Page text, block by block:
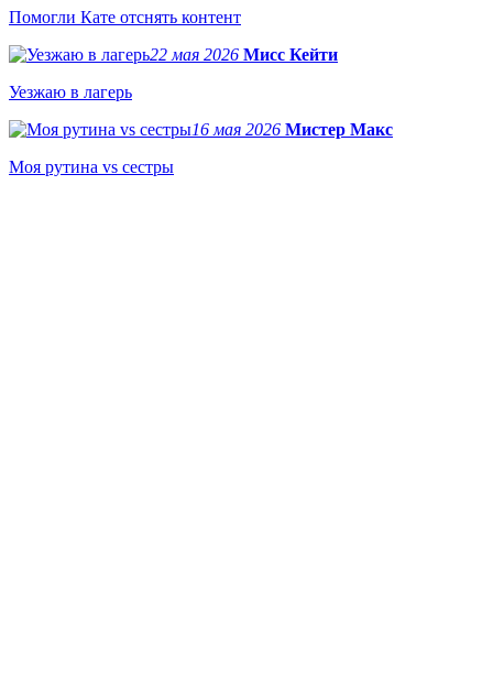
Помогли Кате отснять контент
22 мая 2026 Мисс Кейти
Уезжаю в лагерь
16 мая 2026 Мистер Макс
Моя рутина vs сестры